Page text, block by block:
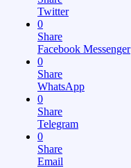
Twitter
0
Share
Facebook Messenger
0
Share
WhatsApp
0
Share
Telegram
0
Share
Email